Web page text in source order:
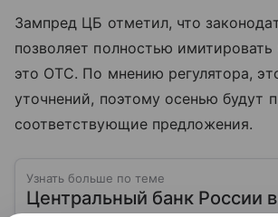
Зампред ЦБ отметил, что
позволяет полностью
это OTC. По мнению регулятора,
уточнений, поэтому осенью будут
соответствующие предложения.
Узнать больше по теме
Центральный банк России